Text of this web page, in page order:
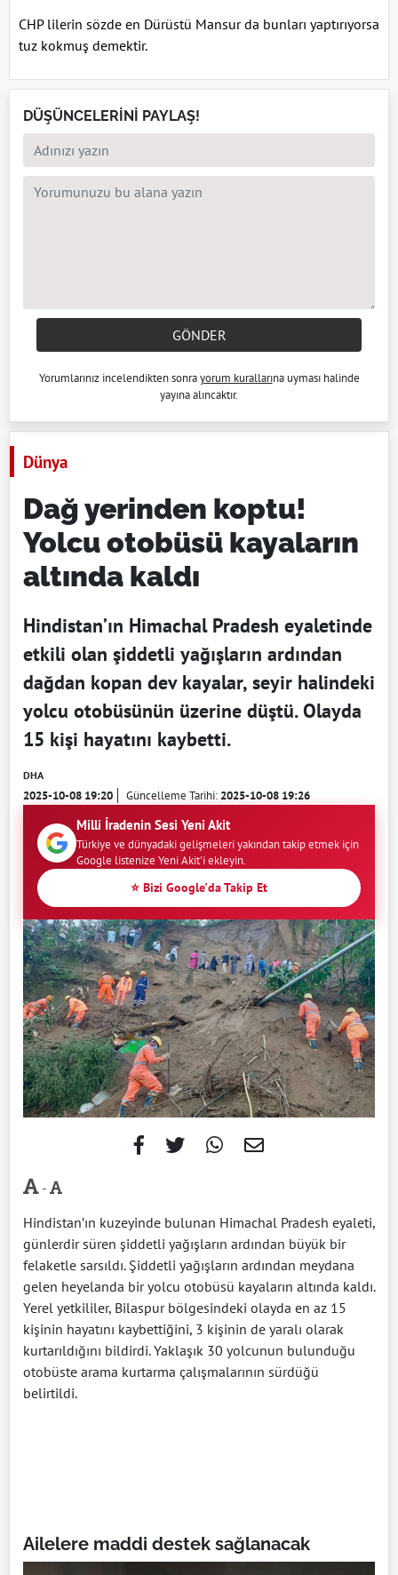
CHP lilerin sözde en Dürüstü Mansur da bunları yaptırıyorsa
tuz kokmuş demektir.
DÜŞÜNCELERİNİ PAYLAŞ!
GÖNDER
Yorumlarınız incelendikten sonrayorum kurallarına uyması halinde
yayına alıncaktır.
Dünya
Dağ yerinden koptu!
Yolcu otobüsü kayaların
altında kaldı
Hindistan’ın Himachal Pradesh eyaletinde
etkili olan şiddetli yağışların ardından
dağdan kopan dev kayalar, seyir halindeki
yolcu otobüsünün üzerine düştü. Olayda
15 kişi hayatını kaybetti.
DHA
2025-10-08 19:20 Güncelleme Tarihi:2025-10-08 19:26
Milli İradenin Sesi Yeni Akit
Türkiye ve dünyadaki gelişmeleri yakından takip etmek için
Google listenize Yeni Akit'i ekleyin.
⭐ Bizi Google'da Takip Et
-
Hindistan’ın kuzeyinde bulunan Himachal Pradesh eyaleti,
günlerdir süren şiddetli yağışların ardından büyük bir
felaketle sarsıldı. Şiddetli yağışların ardından meydana
gelen heyelanda bir yolcu otobüsü kayaların altında kaldı.
Yerel yetkililer, Bilaspur bölgesindeki olayda en az 15
kişinin hayatını kaybettiğini, 3 kişinin de yaralı olarak
kurtarıldığını bildirdi. Yaklaşık 30 yolcunun bulunduğu
otobüste arama kurtarma çalışmalarının sürdüğü
belirtildi.
Ailelere maddi destek sağlanacak